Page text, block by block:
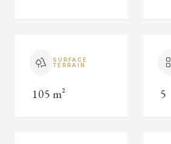
SURFACE
TERRAIN
105 m² 5